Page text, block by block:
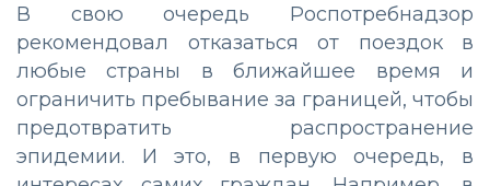
В свою очередь Роспотребнадзор
рекомендовал отказаться от поездок в
любые страны в ближайшее время и
ограничить пребывание за границей, чтобы
предотвратить распространение
эпидемии. И это, в первую очередь, в